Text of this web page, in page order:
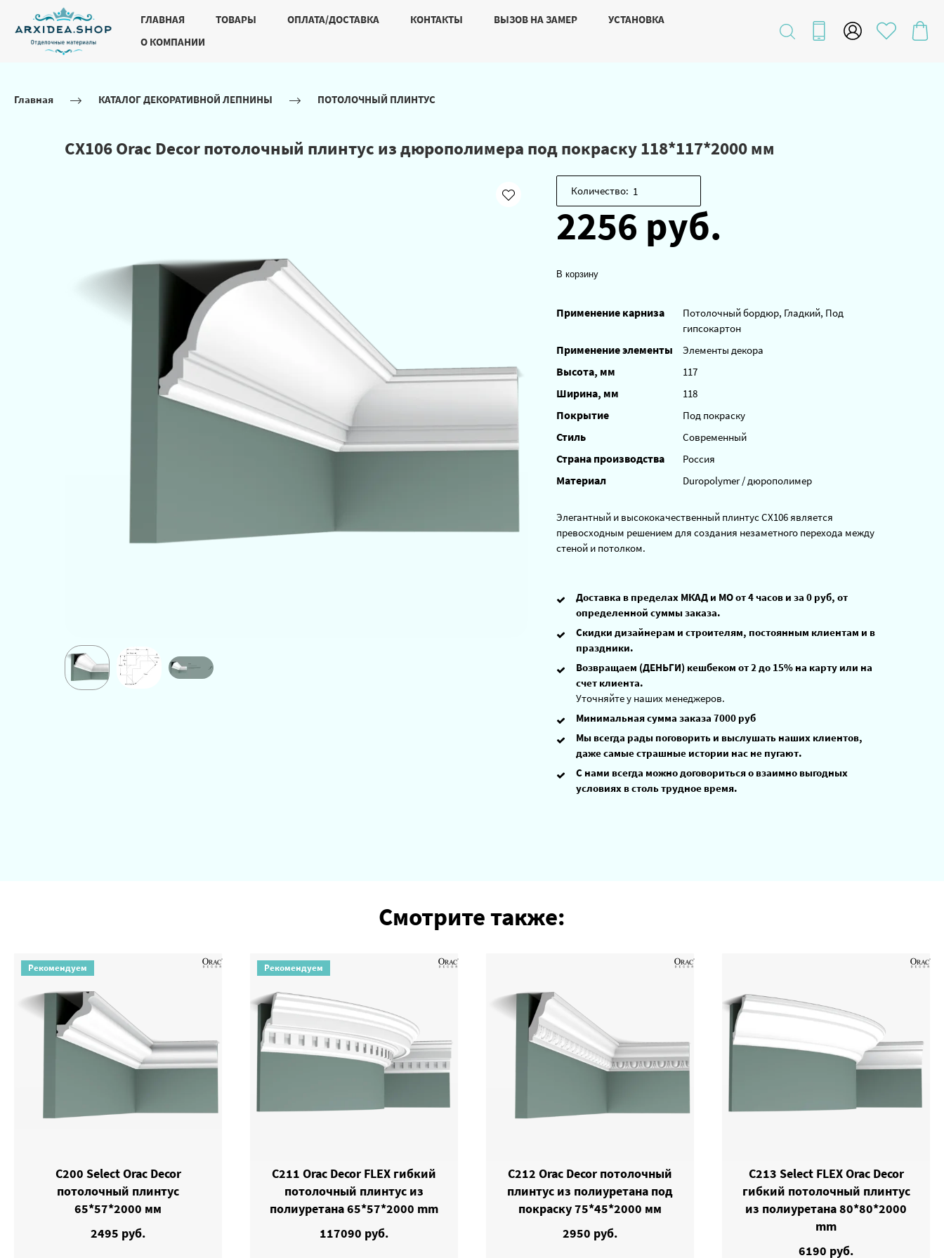
ГЛАВНАЯ ТОВАРЫ ОПЛАТА/ДОСТАВКА КОНТАКТЫ ВЫЗОВ НА ЗАМЕР
УСТАНОВКА
О КОМПАНИИ
Главная КАТАЛОГ ДЕКОРАТИВНОЙ ЛЕПНИНЫ ПОТОЛОЧНЫЙ ПЛИНТУС
CX106 Orac Decor потолочный плинтус из дюрополимера под покраску 118*117*2000 мм
Количество:
2256 руб.
В корзину
Применение карниза
Потолочный бордюр, Гладкий, Под
гипсокартон
Применение элементы Элементы декора
Высота, мм 117
Ширина, мм 118
Покрытие Под покраску
Стиль Современный
Страна производства Россия
Материал Duropolymer / дюрополимер
Элегантный и высококачественный плинтус CX106 является
превосходным решением для создания незаметного перехода между
стеной и потолком.
Доставка в пределах МКАД и МО от 4 часов и за 0 руб, от
определенной суммы заказа.
Скидки дизайнерам и строителям, постоянным клиентам и в
праздники.
Возвращаем (ДЕНЬГИ) кешбеком от 2 до 15% на карту или на
счет клиента.
Уточняйте у наших менеджеров.
Минимальная сумма заказа 7000 руб
Мы всегда рады поговорить и выслушать наших клиентов,
даже самые страшные истории нас не пугают.
С нами всегда можно договориться о взаимно выгодных
условиях в столь трудное время.
Смотрите также:
Рекомендуем
C200 Select Orac Decor
потолочный плинтус
65*57*2000 мм
2495 руб.
Рекомендуем
C211 Orac Decor FLEX гибкий
потолочный плинтус из
полиуретана 65*57*2000 mm
117090 руб.
C212 Orac Decor потолочный
плинтус из полиуретана под
покраску 75*45*2000 мм
2950 руб.
C213 Select FLEX Orac Decor
гибкий потолочный плинтус
из полиуретана 80*80*2000
mm
6190 руб.